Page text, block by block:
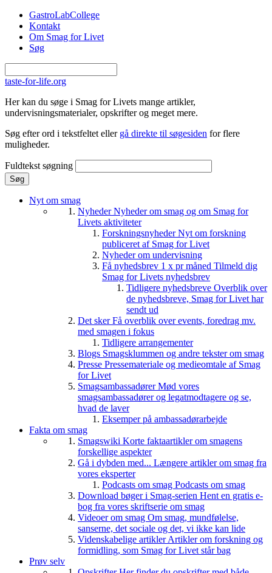
Gå til hovedindhold
GastroLabCollege
Kontakt
Om Smag for Livet
Søg
taste-for-life.org
Her kan du søge i Smag for Livets mange artikler,
undervisningsmaterialer, opskrifter og meget mere.
Søg efter ord i tekstfeltet eller gå direkte til søgesiden for flere
muligheder.
Fuldtekst søgning
Nyt om smag
NyhederNyheder om smag og om Smag for
Livets aktiviteter
ForskningsnyhederNyt om forskning
publiceret af Smag for Livet
Nyheder om undervisning
Få nyhedsbrev 1 x pr måned Tilmeld dig
Smag for Livets nyhedsbrev
Tidligere nyhedsbreve Overblik over
de nyhedsbreve, Smag for Livet har
sendt ud
Det skerFå overblik over events, foredrag mv.
med smagen i fokus
Tidligere arrangementer
Blogs Smagsklummen og andre tekster om smag
Presse Pressemateriale og medieomtale af Smag
for Livet
SmagsambassadørerMød vores
smagsambassadører og legatmodtagere og se,
hvad de laver
Eksemper på ambassadørarbejde
Fakta om smag
Smagswiki Korte faktaartikler om smagens
forskellige aspekter
Gå i dybden med... Længere artikler om smag fra
vores eksperter
Podcasts om smag Podcasts om smag
Download bøger i Smag-serien Hent en gratis e-
bog fra vores skriftserie om smag
Videoer om smag Om smag, mundfølelse,
sanserne, det sociale og det, vi ikke kan lide
Videnskabelige artiklerArtikler om forskning og
formidling, som Smag for Livet står bag
Prøv selv